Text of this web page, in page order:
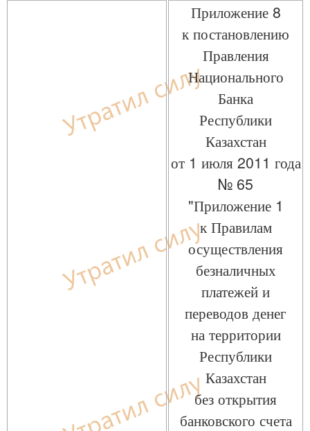
Приложение 8
к постановлению
Правления
Национального
Банка
Республики
Казахстан
от 1 июля 2011 года
№ 65
"Приложение 1
к Правилам
осуществления
безналичных
платежей и
переводов денег
на территории
Республики
Казахстан
без открытия
банковского счета